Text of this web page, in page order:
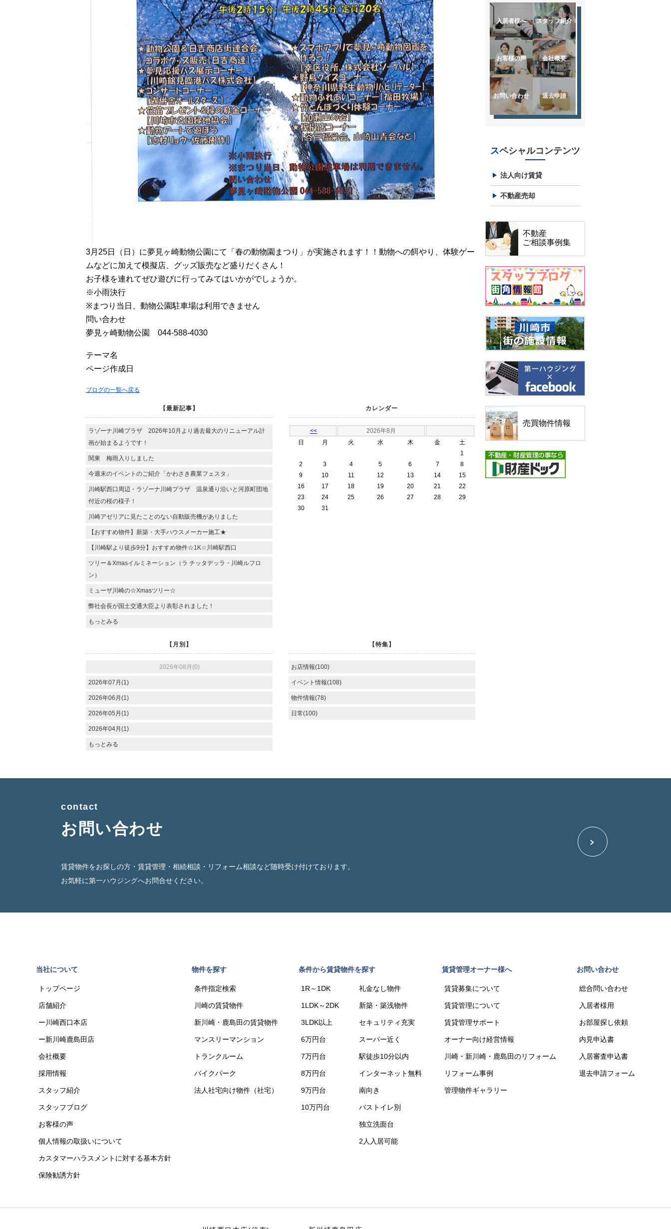
3月25日（日）に夢見ヶ崎動物公園にて「春の動物園まつり」が実施されます！！動物への餌やり、体験ゲー
ムなどに加えて模擬店、グッズ販売など盛りだくさん！
お子様を連れてぜひ遊びに行ってみてはいかがでしょうか。
※小雨決行
※まつり当日、動物公園駐車場は利用できません
問い合わせ
夢見ヶ崎動物公園 044-588-4030
テーマ名
ページ作成日
ブログの一覧へ戻る
【最新記事】
ラゾーナ川崎プラザ 2026年10月より過去最大のリニューアル計
画が始まるようです！
関東 梅雨入りしました
今週末のイベントのご紹介「かわさき農業フェスタ」
川崎駅西口周辺・ラゾーナ川崎プラザ 温泉通り沿いと河原町団地
付近の桜の様子！
川崎アゼリアに見たことのない自動販売機がありました
【おすすめ物件】新築・大手ハウスメーカー施工★
【川崎駅より徒歩9分】おすすめ物件☆1K☆川崎駅西口
ツリー＆Xmasイルミネーション（ラ チッタデッラ・川崎ルフロ
ン）
ミューザ川崎の☆Xmasツリー☆
弊社会長が国土交通大臣より表彰されました！
もっとみる
カレンダー
<<
2026年8月
日
月 火 水 木 金
土
1
2
3 4 5 6 7
8
9
10 11 12 13 14
15
16
17 18 19 20 21
22
23
24 25 26 27 28
29
30
31
【月別】
2026年08月(0)
2026年07月(1)
2026年06月(1)
2026年05月(1)
2026年04月(1)
もっとみる
【特集】
お店情報(100)
イベント情報(108)
物件情報(78)
日常(100)
入居者様へ スタッフ紹介
お客様の声 会社概要
お問い合わせ 退去申請
スペシャルコンテンツ
法人向け賃貸
不動産売却
不動産
ご相談事例集
売買物件情報
contact
お問い合わせ
賃貸物件をお探しの方・賃貸管理・相続相談・リフォーム相談など随時受け付けております。
お気軽に第一ハウジングへお問合せください。
当社について
トップページ
店舗紹介
ー川崎西口本店
ー新川崎鹿島田店
会社概要
採用情報
スタッフ紹介
スタッフブログ
お客様の声
個人情報の取扱いについて
カスタマーハラスメントに対する基本方針
保険勧誘方針
物件を探す
条件指定検索
川崎の賃貸物件
新川崎・鹿島田の賃貸物件
マンスリーマンション
トランクルーム
バイクパーク
法人社宅向け物件（社宅）
条件から賃貸物件を探す
1R～1DK
1LDK～2DK
3LDK以上
6万円台
7万円台
8万円台
9万円台
10万円台
礼金なし物件
新築・築浅物件
セキュリティ充実
スーパー近く
駅徒歩10分以内
インターネット無料
南向き
バストイレ別
独立洗面台
2人入居可能
賃貸管理オーナー様へ
賃貸募集について
賃貸管理について
賃貸管理サポート
オーナー向け経営情報
川崎・新川崎・鹿島田のリフォーム
リフォーム事例
管理物件ギャラリー
お問い合わせ
総合問い合わせ
入居者様用
お部屋探し依頼
内見申込書
入居審査申込書
退去申請フォーム